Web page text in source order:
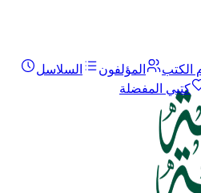
الكتب المؤلفون
السلاسل
كتبي المفضلة